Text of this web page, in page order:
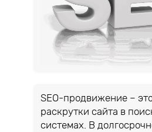
SEO-продвижение –
раскрутки сайта в
системах. В